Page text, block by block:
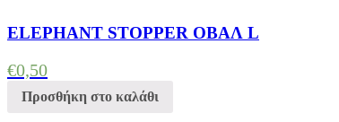
ELEPHANT STOPPER ΟΒΑΛ L
€0,50
Προσθήκη στο καλάθι